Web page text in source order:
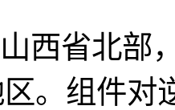
省北部，
。组件对